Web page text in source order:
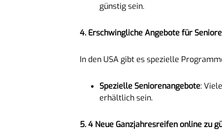
günstig sein.
4. Erschwingliche Angebote für
In den USA gibt es spezielle
Spezielle Seniorenangebote:
erhältlich sein.
5. 4 Neue Ganzjahresreifen online zu